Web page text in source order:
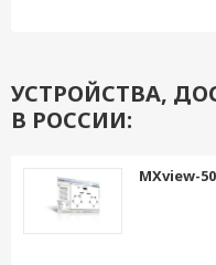
УСТРОЙСТВА,
В РОССИИ:
MXview-50